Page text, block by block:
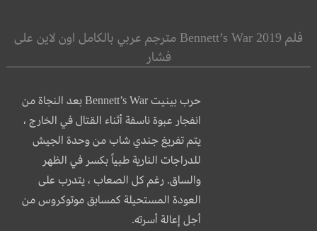
فلم Bennett’s War 2019 مترجم عربي بالكامل اون لاين على
فشار
حرب بينيت Bennett’s War بعد النجاة من
انفجار عبوة ناسفة أثناء القتال في الخارج ،
يتم تفريغ جندي شاب من وحدة الجيش
للدراجات النارية طبياً بكسر في الظهر
والساق. رغم كل الصعاب ، يتدرب على
العودة المستحيلة كمسابق موتوكروس من
أجل إعالة أسرته.